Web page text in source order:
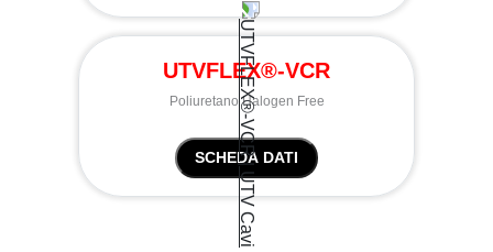
UTVFLEX®-VCR
Poliuretano Halogen Free
SCHEDA DATI